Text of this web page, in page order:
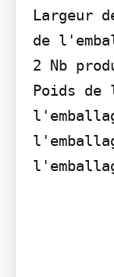
Largeur
de
2 Nb
Poids de